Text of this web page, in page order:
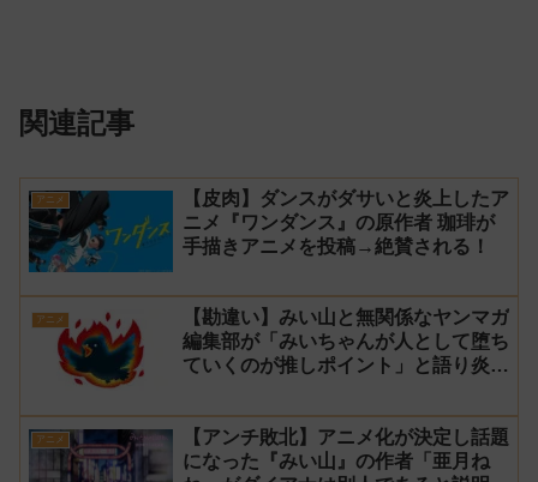
関連記事
アニメ
【皮肉】ダンスがダサいと炎上したア
ニメ『ワンダンス』の原作者 珈琲が
手描きアニメを投稿→絶賛される！
アニメ
【勘違い】みい山と無関係なヤンマガ
編集部が「みいちゃんが人として堕ち
ていくのが推しポイント」と語り炎上
ス】
アニメ
【アンチ敗北】アニメ化が決定し話題
になった『みい山』の作者「亜月ね